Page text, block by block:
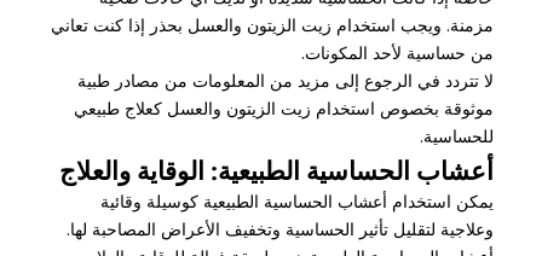
مزمنة. ويجب استخدام زيت الزيتون والعسل بحذر إذا كنت تعاني
من حساسية لأحد المكونات.
لا تتردد في الرجوع إلى مزيد من المعلومات من مصادر طبية
موثوقة بخصوص استخدام زيت الزيتون والعسل كعلاج طبيعي
للحساسية.
أعشاب الحساسية الطبيعية: الوقاية والعلاج
يمكن استخدام أعشاب الحساسية الطبيعية كوسيلة وقائية
وعلاجية لتقليل تأثير الحساسية وتخفيف الأعراض المصاحبة لها.